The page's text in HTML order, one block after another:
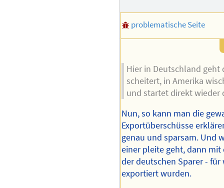
problematische Seite
Hier in Deutschland
scheitert, in Amerika
und startet direkt wieder
Nun, so kann man die
Exportüberschüsse
genau und sparsam. Und
einer pleite geht, dann mit
der deutschen Sparer - für
exportiert wurden.